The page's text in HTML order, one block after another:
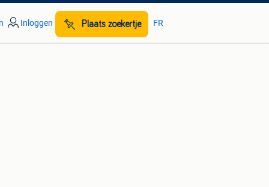
Inloggen Plaats zoekertje FR